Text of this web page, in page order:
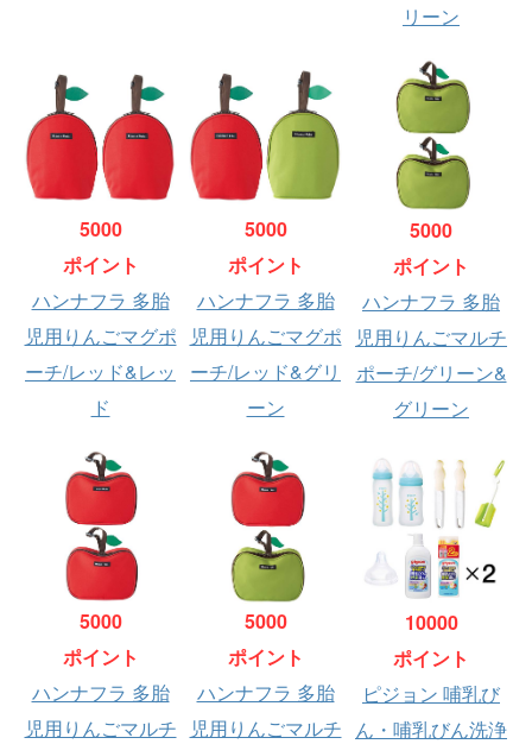
リーン
5000
ポイント
ハンナフラ 多胎
児用りんごマグポ
ーチ/レッド&レッ
ド
5000
ポイント
ハンナフラ 多胎
児用りんごマグポ
ーチ/レッド&グリ
ーン
5000
ポイント
ハンナフラ 多胎
児用りんごマルチ
ポーチ/グリーン&
グリーン
5000
ポイント
ハンナフラ 多胎
児用りんごマルチ
5000
ポイント
ハンナフラ 多胎
児用りんごマルチ
10000
ポイント
ピジョン 哺乳び
ん・哺乳びん洗浄